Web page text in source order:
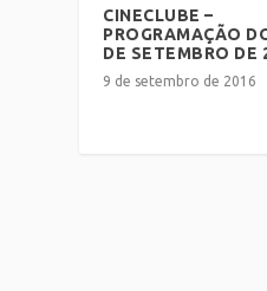
CINECLUBE –
PROGRAMAÇÃO
DE SETEMBRO DE
9 de setembro de 2016